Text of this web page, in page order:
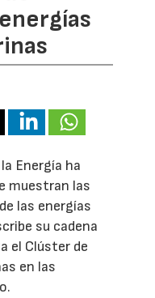
Energía ha
muestran las
las energías
su cadena
el Clúster de
en las